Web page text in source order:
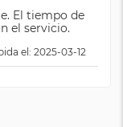
El tiempo de
el servicio.
el: 2025-03-12